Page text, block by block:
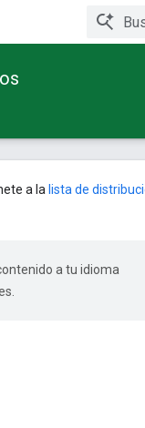
a la lista de
a tu idioma